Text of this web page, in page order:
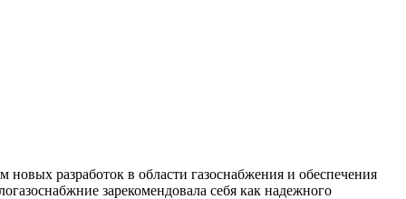
разработок в области газоснабжения и обеспечения
зарекомендовала себя как надежного